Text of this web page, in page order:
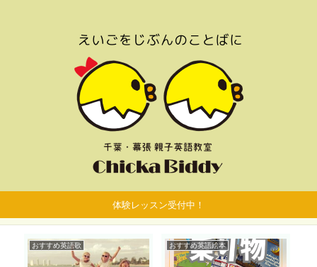
体験レッスン受付中！
おすすめ英語歌 おすすめ英語絵本